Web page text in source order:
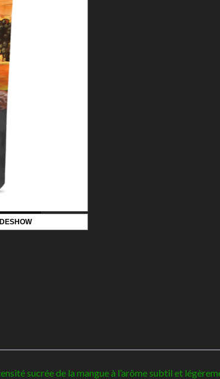
sucrée de la mangue à l’arôme subtil et